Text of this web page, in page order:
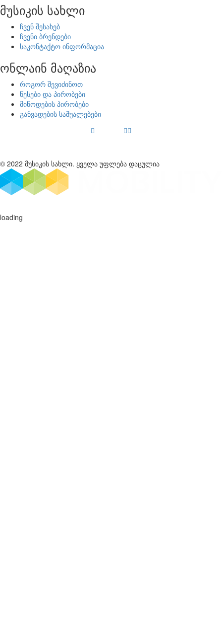
მუსიკის სახლი
ჩვენ შესახებ
ჩვენი ბრენდები
საკონტაქტო ინფორმაცია
ონლაინ მაღაზია
როგორ შევიძინოთ
წესები და პირობები
მიწოდების პირობები
განვადების საშუალებები
© 2022 მუსიკის სახლი. ყველა უფლება დაცულია
loading